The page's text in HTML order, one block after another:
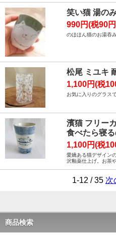
笑い猫 湯の
990円(税90
のほほん猫のお湯吞
松尾 ミユキ
1,100円(税
お気に入りのグラス
濱猫 フリー
食べたら寝
1,100円(税
愛嬌ある猫デザイン
沢釉薬仕上げ。お茶
1-12 / 35 次
商品検索